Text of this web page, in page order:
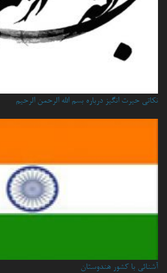
نكاتي حيرت انگيز درباره بسم الله الرحمن الرحيم
آشنائی با کشور هندوستان